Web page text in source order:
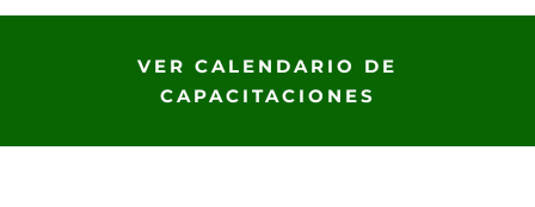
VER CALENDARIO DE
CAPACITACIONES